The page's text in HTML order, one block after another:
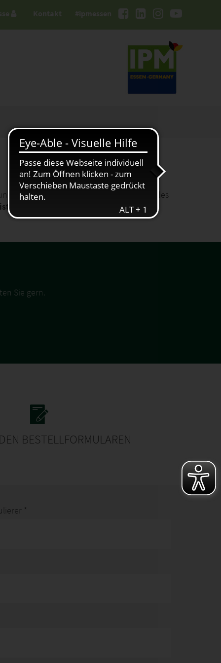
#ipmessen
Kontakt
von Ausstellerausweisen, Gutschein-Codes
bequem online zu bestellen
Sie gern.
BESTELLFORMULAREN
*